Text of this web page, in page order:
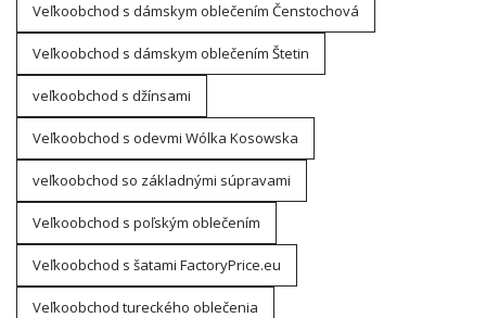
Veľkoobchod s dámskym oblečením Čenstochová
Veľkoobchod s dámskym oblečením Štetin
veľkoobchod s džínsami
Veľkoobchod s odevmi Wólka Kosowska
veľkoobchod so základnými súpravami
Veľkoobchod s poľským oblečením
Veľkoobchod s šatami FactoryPrice.eu
Veľkoobchod tureckého oblečenia